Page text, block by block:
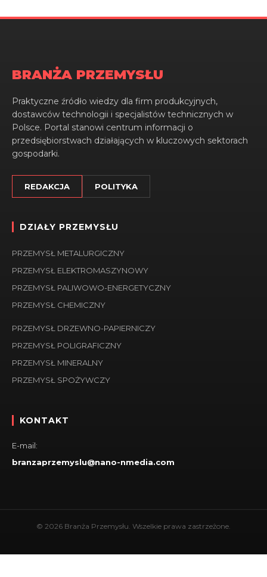
BRANŻA PRZEMYSŁU
Praktyczne źródło wiedzy dla firm produkcyjnych,
dostawców technologii i specjalistów technicznych w
Polsce. Portal stanowi centrum informacji o
przedsiębiorstwach działających w kluczowych sektorach
gospodarki.
REDAKCJA POLITYKA
DZIAŁY PRZEMYSŁU
PRZEMYSŁ METALURGICZNY
PRZEMYSŁ ELEKTROMASZYNOWY
PRZEMYSŁ PALIWOWO-ENERGETYCZNY
PRZEMYSŁ CHEMICZNY
PRZEMYSŁ DRZEWNO-PAPIERNICZY
PRZEMYSŁ POLIGRAFICZNY
PRZEMYSŁ MINERALNY
PRZEMYSŁ SPOŻYWCZY
KONTAKT
E-mail:
branzaprzemyslu@nano-nmedia.com
© 2026 Branża Przemysłu. Wszelkie prawa zastrzeżone.